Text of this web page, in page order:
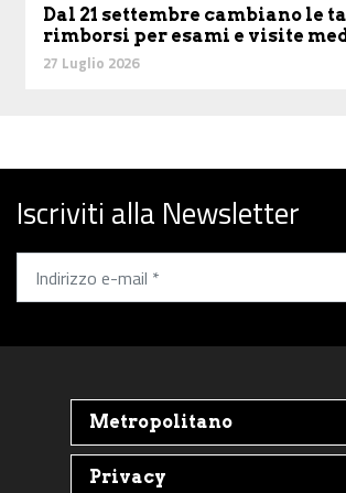
Dal 21 settembre cambiano le
rimborsi per esami e visite
27 Luglio 2026
Iscriviti alla Newsletter
Metropolitano
Privacy